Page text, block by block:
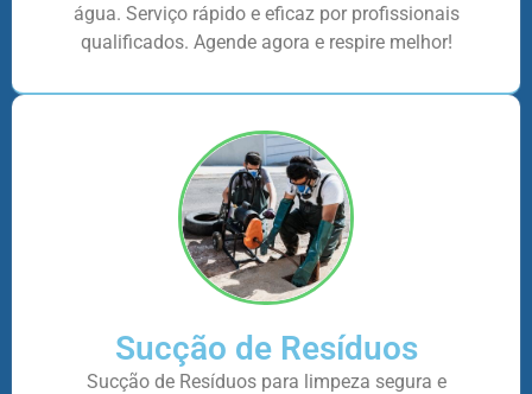
água. Serviço rápido e eficaz por profissionais
qualificados. Agende agora e respire melhor!
Sucção de Resíduos
Sucção de Resíduos para limpeza segura e